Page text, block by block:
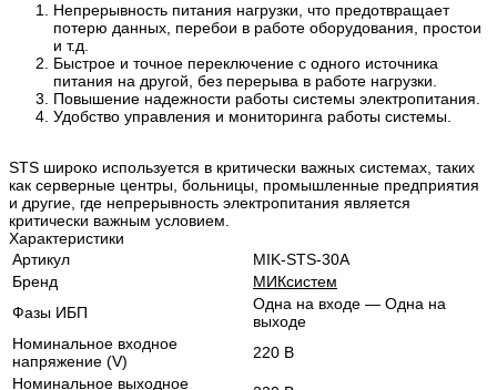
Непрерывность питания нагрузки, что предотвращает
потерю данных, перебои в работе оборудования, простои
и т.д.
Быстрое и точное переключение с одного источника
питания на другой, без перерыва в работе нагрузки.
Повышение надежности работы системы электропитания.
Удобство управления и мониторинга работы системы.
STS широко используется в критически важных системах, таких
как серверные центры, больницы, промышленные предприятия
и другие, где непрерывность электропитания является
критически важным условием.
Характеристики
Артикул
MIK-STS-30A
Бренд
МИКсистем
Фазы ИБП
Одна на входе — Одна на
выходе
Номинальное входное
напряжение (V)
220 В
Номинальное выходное